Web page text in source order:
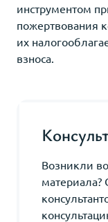
инструментом
пожертвования
их
взноса.
Возникли